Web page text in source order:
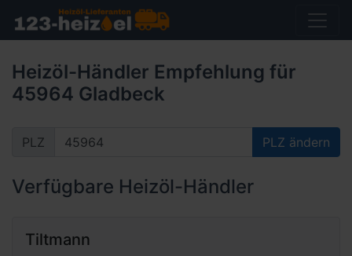
Heizöl-Händler Empfehlung für
45964 Gladbeck
PLZ PLZ ändern
Verfügbare Heizöl-Händler
Tiltmann